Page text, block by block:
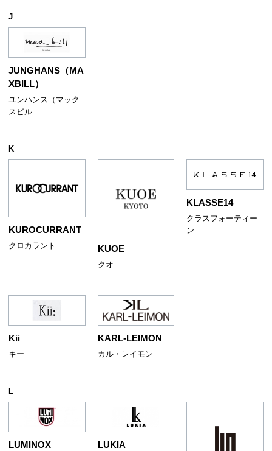
J
JUNGHANS（MA
XBILL）
ユンハンス（マック
スビル
K
KUROCURRANT
クロカラント KUOE
クオ
KLASSE14
クラスフォーティー
ン
Kii
キー
KARL-LEIMON
カル・レイモン
L
LUMINOX LUKIA